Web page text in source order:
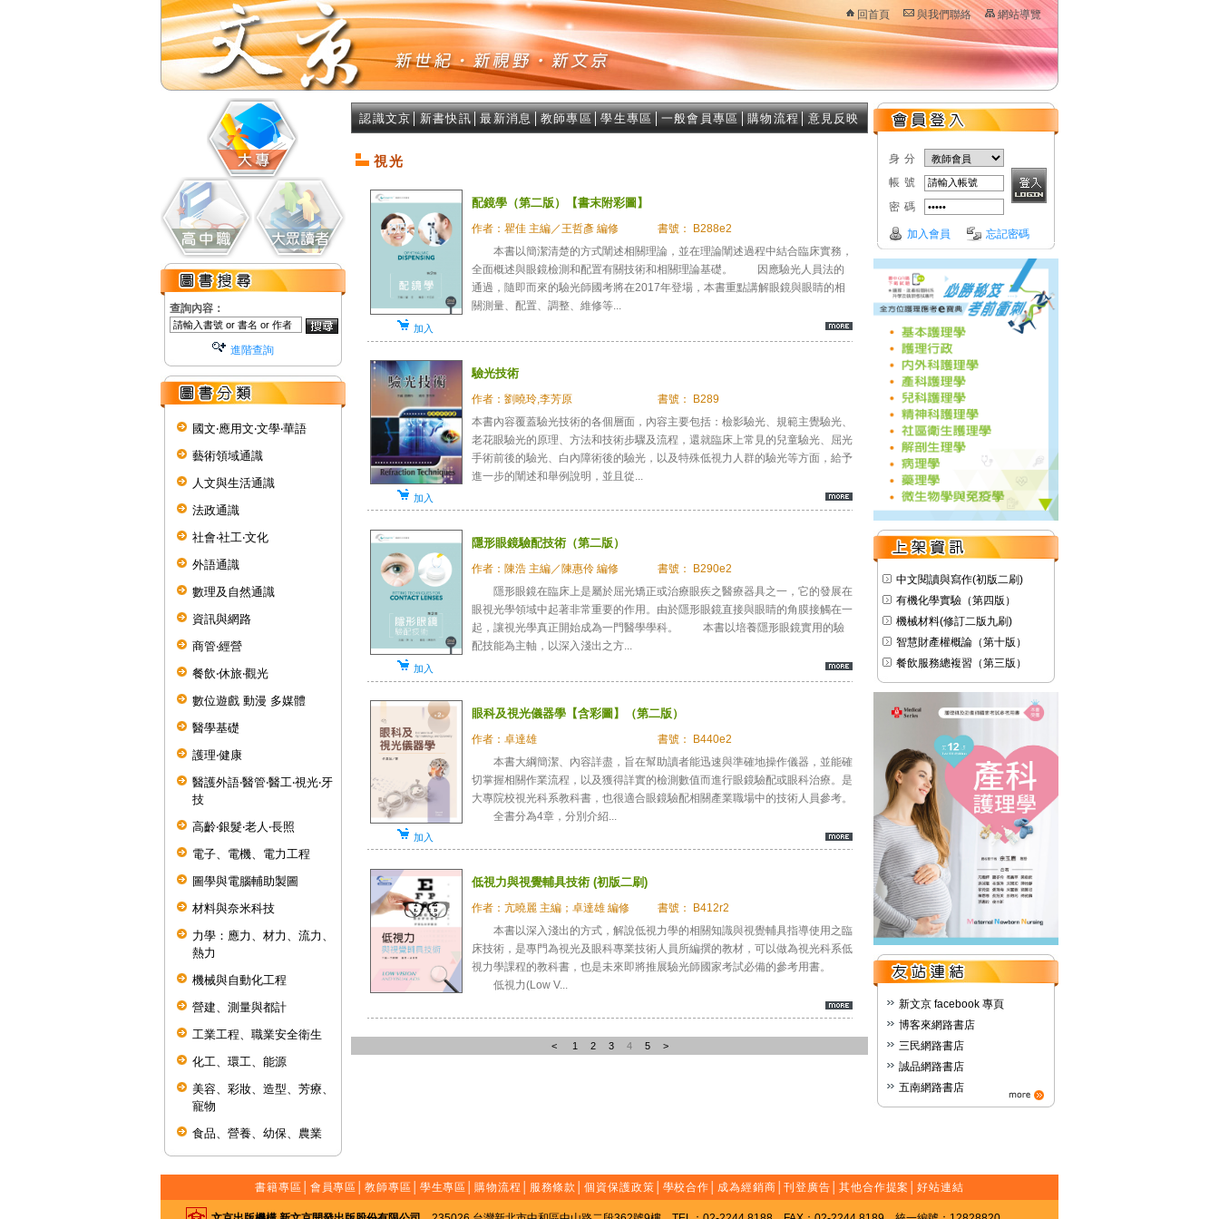
回首頁 與我們聯絡 網站導覽
身分
帳號
密碼
加入會員 忘記密碼
中文閱讀與寫作(初版二刷)
有機化學實驗（第四版）
機械材料(修訂二版九刷)
智慧財產權概論（第十版）
餐飲服務總複習（第三版）
新文京 facebook 專頁
博客來網路書店
三民網路書店
誠品網路書店
五南網路書店
查詢內容：
進階查詢
國文‧應用文‧文學‧華語
藝術領域通識
人文與生活通識
法政通識
社會‧社工‧文化
外語通識
數理及自然通識
資訊與網路
商管‧經營
餐飲‧休旅‧觀光
數位遊戲 動漫 多媒體
醫學基礎
護理‧健康
醫護外語‧醫管‧醫工‧視光‧牙
技
高齡‧銀髮‧老人‧長照
電子、電機、電力工程
圖學與電腦輔助製圖
材料與奈米科技
力學：應力、材力、流力、
熱力
機械與自動化工程
營建、測量與都計
工業工程、職業安全衛生
化工、環工、能源
美容、彩妝、造型、芳療、
寵物
食品、營養、幼保、農業
認識文京 新書快訊 │最新消息 教師專區 │學生專區 一般會員專區 購物流程 意見反映
視光
配鏡學（第二版）【書末附彩圖】
作者：瞿佳 主編／王哲彥 編修
書號： B288e2
本書以簡潔清楚的方式闡述相關理論，並在理論闡述過程中結合臨床實務，
全面概述與眼鏡檢測和配置有關技術和相關理論基礎。 因應驗光人員法的
通過，隨即而來的驗光師國考將在2017年登場，本書重點講解眼鏡與眼睛的相
關測量、配置、調整、維修等...
加入
驗光技術
作者：劉曉玲,李芳原
書號： B289
本書內容覆蓋驗光技術的各個層面，內容主要包括：檢影驗光、規範主覺驗光、
老花眼驗光的原理、方法和技術步驟及流程，還就臨床上常見的兒童驗光、屈光
手術前後的驗光、白內障術後的驗光，以及特殊低視力人群的驗光等方面，給予
進一步的闡述和舉例說明，並且從...
加入
隱形眼鏡驗配技術（第二版）
作者：陳浩 主編／陳惠伶 編修
書號： B290e2
隱形眼鏡在臨床上是屬於屈光矯正或治療眼疾之醫療器具之一，它的發展在
眼視光學領域中起著非常重要的作用。由於隱形眼鏡直接與眼睛的角膜接觸在一
起，讓視光學真正開始成為一門醫學學科。 本書以培養隱形眼鏡實用的驗
配技能為主軸，以深入淺出之方...
加入
眼科及視光儀器學【含彩圖】（第二版）
作者：卓達雄
書號： B440e2
本書大綱簡潔、內容詳盡，旨在幫助讀者能迅速與準確地操作儀器，並能確
切掌握相關作業流程，以及獲得詳實的檢測數值而進行眼鏡驗配或眼科治療。是
大專院校視光科系教科書，也很適合眼鏡驗配相關產業職場中的技術人員參考。
全書分為4章，分別介紹...
加入
低視力與視覺輔具技術 (初版二刷)
作者：亢曉麗 主編；卓達雄 編修
書號： B412r2
本書以深入淺出的方式，解說低視力學的相關知識與視覺輔具指導使用之臨
床技術，是專門為視光及眼科專業技術人員所編撰的教材，可以做為視光科系低
視力學課程的教科書，也是未來即將推展驗光師國家考試必備的參考用書。
低視力(Low V...
< 1 2 3 4 5 >
書籍專區 會員專區 │教師專區 學生專區 │購物流程 服務條款 │個資保護政策 學校合作 成為經銷商 │刊登廣告 其他合作提案 │好站連結